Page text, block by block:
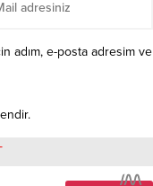
adım, e-posta adresim ve